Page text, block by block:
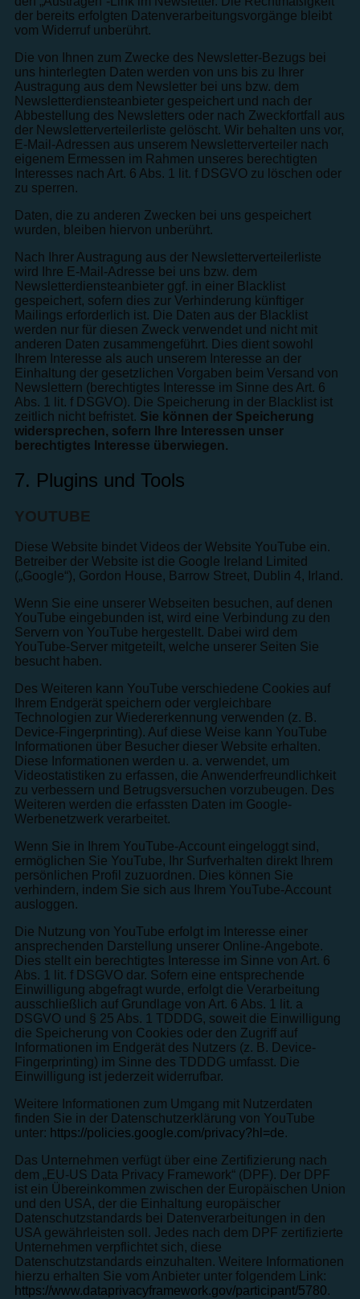
der bereits erfolgten Datenverarbeitungsvorgänge bleibt
vom Widerruf unberührt.
Die von Ihnen zum Zwecke des Newsletter-Bezugs bei
uns hinterlegten Daten werden von uns bis zu Ihrer
Austragung aus dem Newsletter bei uns bzw. dem
Newsletterdiensteanbieter gespeichert und nach der
Abbestellung des Newsletters oder nach Zweckfortfall aus
der Newsletterverteilerliste gelöscht. Wir behalten uns vor,
E-Mail-Adressen aus unserem Newsletterverteiler nach
eigenem Ermessen im Rahmen unseres berechtigten
Interesses nach Art. 6 Abs. 1 lit. f DSGVO zu löschen oder
zu sperren.
Daten, die zu anderen Zwecken bei uns gespeichert
wurden, bleiben hiervon unberührt.
Nach Ihrer Austragung aus der Newsletterverteilerliste
wird Ihre E-Mail-Adresse bei uns bzw. dem
Newsletterdiensteanbieter ggf. in einer Blacklist
gespeichert, sofern dies zur Verhinderung künftiger
Mailings erforderlich ist. Die Daten aus der Blacklist
werden nur für diesen Zweck verwendet und nicht mit
anderen Daten zusammengeführt. Dies dient sowohl
Ihrem Interesse als auch unserem Interesse an der
Einhaltung der gesetzlichen Vorgaben beim Versand von
Newslettern (berechtigtes Interesse im Sinne des Art. 6
Abs. 1 lit. f DSGVO). Die Speicherung in der Blacklist ist
zeitlich nicht befristet. Sie können der Speicherung
widersprechen, sofern Ihre Interessen unser
berechtigtes Interesse überwiegen.
7. Plugins und Tools
YOUTUBE
Diese Website bindet Videos der Website YouTube ein.
Betreiber der Website ist die Google Ireland Limited
(„Google“), Gordon House, Barrow Street, Dublin 4, Irland.
Wenn Sie eine unserer Webseiten besuchen, auf denen
YouTube eingebunden ist, wird eine Verbindung zu den
Servern von YouTube hergestellt. Dabei wird dem
YouTube-Server mitgeteilt, welche unserer Seiten Sie
besucht haben.
Des Weiteren kann YouTube verschiedene Cookies auf
Ihrem Endgerät speichern oder vergleichbare
Technologien zur Wiedererkennung verwenden (z. B.
Device-Fingerprinting). Auf diese Weise kann YouTube
Informationen über Besucher dieser Website erhalten.
Diese Informationen werden u. a. verwendet, um
Videostatistiken zu erfassen, die Anwenderfreundlichkeit
zu verbessern und Betrugsversuchen vorzubeugen. Des
Weiteren werden die erfassten Daten im Google-
Werbenetzwerk verarbeitet.
Wenn Sie in Ihrem YouTube-Account eingeloggt sind,
ermöglichen Sie YouTube, Ihr Surfverhalten direkt Ihrem
persönlichen Profil zuzuordnen. Dies können Sie
verhindern, indem Sie sich aus Ihrem YouTube-Account
ausloggen.
Die Nutzung von YouTube erfolgt im Interesse einer
ansprechenden Darstellung unserer Online-Angebote.
Dies stellt ein berechtigtes Interesse im Sinne von Art. 6
Abs. 1 lit. f DSGVO dar. Sofern eine entsprechende
Einwilligung abgefragt wurde, erfolgt die Verarbeitung
ausschließlich auf Grundlage von Art. 6 Abs. 1 lit. a
DSGVO und § 25 Abs. 1 TDDDG, soweit die Einwilligung
die Speicherung von Cookies oder den Zugriff auf
Informationen im Endgerät des Nutzers (z. B. Device-
Fingerprinting) im Sinne des TDDDG umfasst. Die
Einwilligung ist jederzeit widerrufbar.
Weitere Informationen zum Umgang mit Nutzerdaten
finden Sie in der Datenschutzerklärung von YouTube
unter: https://policies.google.com/privacy?hl=de.
Das Unternehmen verfügt über eine Zertifizierung nach
dem „EU-US Data Privacy Framework“ (DPF). Der DPF
ist ein Übereinkommen zwischen der Europäischen Union
und den USA, der die Einhaltung europäischer
Datenschutzstandards bei Datenverarbeitungen in den
USA gewährleisten soll. Jedes nach dem DPF zertifizierte
Unternehmen verpflichtet sich, diese
Datenschutzstandards einzuhalten. Weitere Informationen
hierzu erhalten Sie vom Anbieter unter folgendem Link:
https://www.dataprivacyframework.gov/participant/5780.